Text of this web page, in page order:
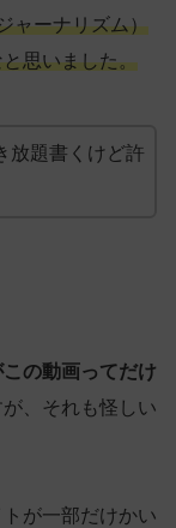
ャーナリズム）
思いました。
放題書くけど許
の動画ってだけ
が、それも怪しい
が一部だけかい